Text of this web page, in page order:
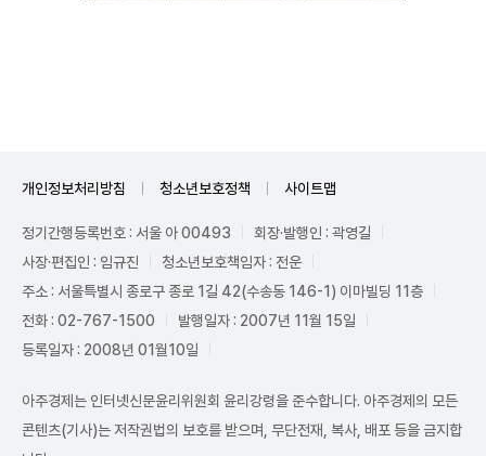
개인정보처리방침 청소년보호정책 사이트맵
정기간행등록번호 : 서울 아 00493
회장·발행인 : 곽영길
사장·편집인 : 임규진
청소년보호책임자 : 전운
주소 : 서울특별시 종로구 종로 1길 42(수송동 146-1) 이마빌딩 11층
전화 : 02-767-1500
발행일자 : 2007년 11월 15일
등록일자 : 2008년 01월10일
아주경제는 인터넷신문윤리위원회 윤리강령을 준수합니다. 아주경제의 모든
콘텐츠(기사)는 저작권법의 보호를 받으며, 무단전재, 복사, 배포 등을 금지합